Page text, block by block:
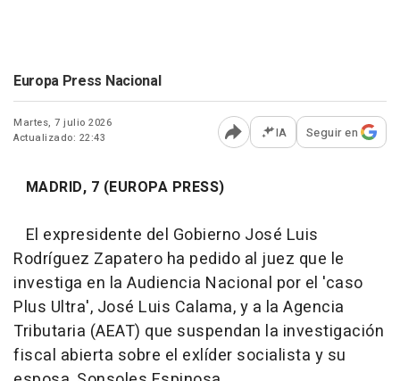
Europa Press Nacional
Martes, 7 julio 2026
Actualizado: 22:43
Abrir opciones para
IA Seguir en
MADRID, 7 (EUROPA PRESS)
El expresidente del Gobierno José Luis
Rodríguez Zapatero ha pedido al juez que le
investiga en la Audiencia Nacional por el 'caso
Plus Ultra', José Luis Calama, y a la Agencia
Tributaria (AEAT) que suspendan la investigación
fiscal abierta sobre el exlíder socialista y su